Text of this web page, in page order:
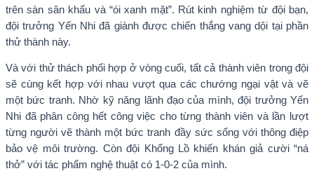
trên sàn sân khấu và “ói xanh mặt”. Rút kinh nghiệm từ đội bạn,
đội trưởng Yến Nhi đã giành được chiến thắng vang dội tại phần
thử thành này.
Và với thử thách phối hợp ở vòng cuối, tất cả thành viên trong đội
sẽ cùng kết hợp với nhau vượt qua các chướng ngại vật và vẽ
một bức tranh. Nhờ kỹ năng lãnh đạo của mình, đội trưởng Yến
Nhi đã phân công hết công việc cho từng thành viên và lần lượt
từng người vẽ thành một bức tranh đầy sức sống với thông điệp
bảo vệ môi trường. Còn đội Khổng Lồ khiến khán giả cười “ná
thở” với tác phẩm nghệ thuật có 1-0-2 của mình.